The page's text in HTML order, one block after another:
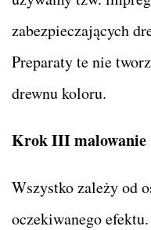
zabezpieczających
Preparaty te nie
drewnu koloru.
Krok III malowanie
Wszystko zależy od
oczekiwanego